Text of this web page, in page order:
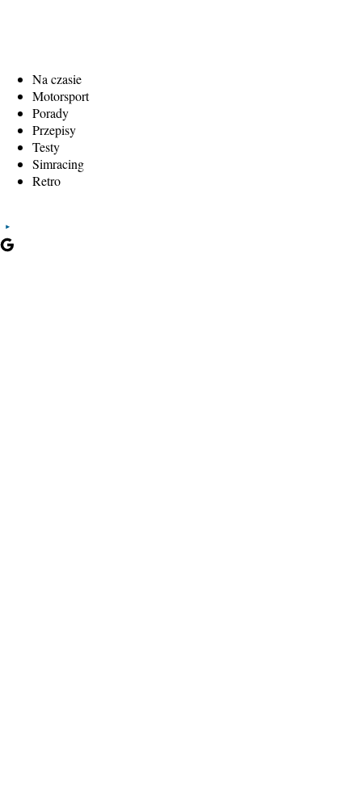
Na czasie
Motorsport
Porady
Przepisy
Testy
Simracing
Retro